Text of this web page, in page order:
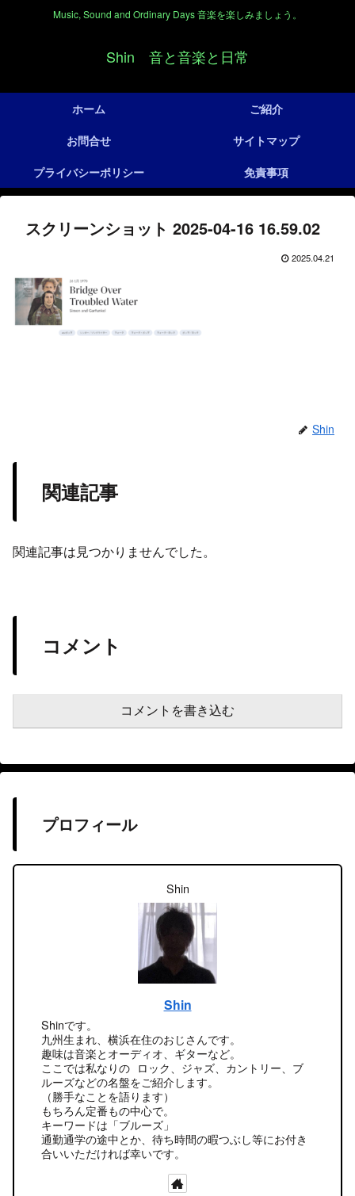
Music, Sound and Ordinary Days 音楽を楽しみましょう。
Shin 音と音楽と日常
ホーム
ご紹介
お問合せ
サイトマップ
プライバシーポリシー
免責事項
スクリーンショット 2025-04-16 16.59.02
2025.04.21
Shin
関連記事
関連記事は見つかりませんでした。
コメント
コメントを書き込む
プロフィール
Shin
Shin
Shinです。
九州生まれ、横浜在住のおじさんです。
趣味は音楽とオーディオ、ギターなど。
ここでは私なりの ロック、ジャズ、カントリー、ブ
ルーズなどの名盤をご紹介します。
（勝手なことを語ります）
もちろん定番もの中心で。
キーワードは「ブルーズ」
通勤通学の途中とか、待ち時間の暇つぶし等にお付き
合いいただければ幸いです。